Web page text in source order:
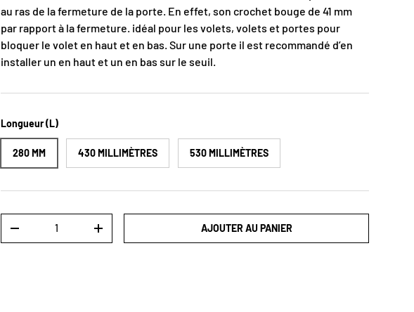
au ras de la fermeture de la porte. En effet, son crochet bouge de 41 mm
par rapport à la fermeture. idéal pour les volets, volets et portes pour
bloquer le volet en haut et en bas. Sur une porte il est recommandé d’en
installer un en haut et un en bas sur le seuil.
Longueur (L)
280 MM 430 MILLIMÈTRES 530 MILLIMÈTRES
DIMINUER LA QUANTITÉAUGMENTER LA QUANTITÉAJOUTER AU PANIER